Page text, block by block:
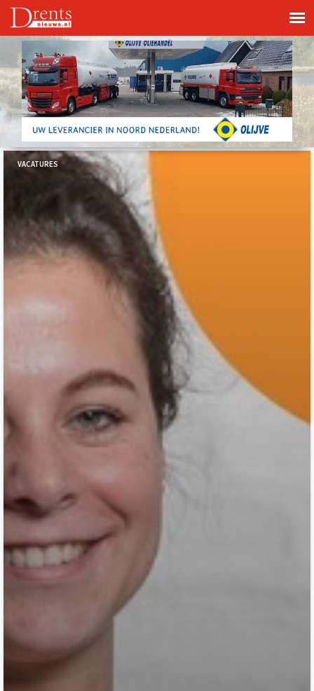
VACATURES